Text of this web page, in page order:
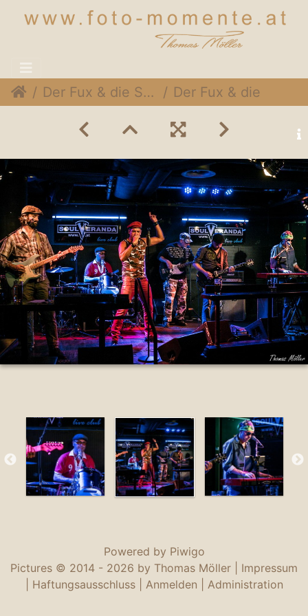
Der Fux & die SymPartie @ Soulveranda, 21. Juni 2015 Der Fux & die SymPartie 011
Powered by Piwigo
Pictures © 2014 - 2026 by Thomas Möller | Impressum
Haftungsausschluss| Anmelden Administration